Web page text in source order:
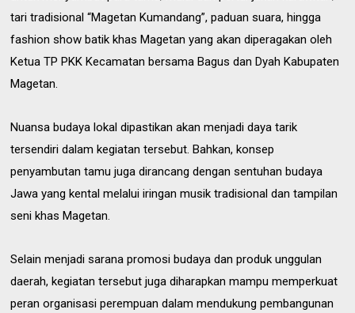
tari tradisional “Magetan Kumandang”, paduan suara, hingga
fashion show batik khas Magetan yang akan diperagakan oleh
Ketua TP PKK Kecamatan bersama Bagus dan Dyah Kabupaten
Magetan.
Nuansa budaya lokal dipastikan akan menjadi daya tarik
tersendiri dalam kegiatan tersebut. Bahkan, konsep
penyambutan tamu juga dirancang dengan sentuhan budaya
Jawa yang kental melalui iringan musik tradisional dan tampilan
seni khas Magetan.
Selain menjadi sarana promosi budaya dan produk unggulan
daerah, kegiatan tersebut juga diharapkan mampu memperkuat
peran organisasi perempuan dalam mendukung pembangunan